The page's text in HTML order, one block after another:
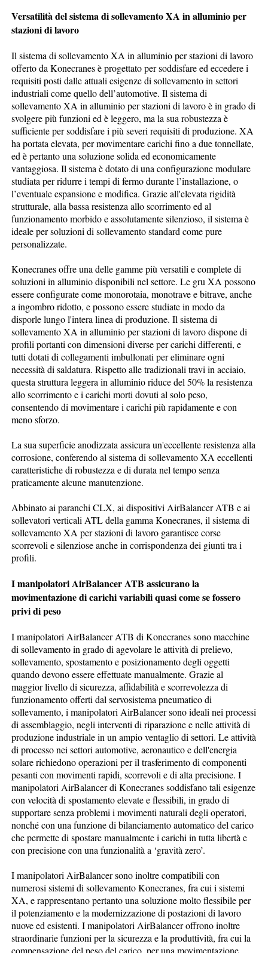
Versatilità del sistema di sollevamento XA in alluminio per
stazioni di lavoro
Il sistema di sollevamento XA in alluminio per stazioni di lavoro
offerto da Konecranes è progettato per soddisfare ed eccedere i
requisiti posti dalle attuali esigenze di sollevamento in settori
industriali come quello dell’automotive. Il sistema di
sollevamento XA in alluminio per stazioni di lavoro è in grado di
svolgere più funzioni ed è leggero, ma la sua robustezza è
sufficiente per soddisfare i più severi requisiti di produzione. XA
ha portata elevata, per movimentare carichi fino a due tonnellate,
ed è pertanto una soluzione solida ed economicamente
vantaggiosa. Il sistema è dotato di una configurazione modulare
studiata per ridurre i tempi di fermo durante l’installazione, o
l’eventuale espansione e modifica. Grazie all'elevata rigidità
strutturale, alla bassa resistenza allo scorrimento ed al
funzionamento morbido e assolutamente silenzioso, il sistema è
ideale per soluzioni di sollevamento standard come pure
personalizzate.
Konecranes offre una delle gamme più versatili e complete di
soluzioni in alluminio disponibili nel settore. Le gru XA possono
essere configurate come monorotaia, monotrave e bitrave, anche
a ingombro ridotto, e possono essere studiate in modo da
disporle lungo l'intera linea di produzione. Il sistema di
sollevamento XA in alluminio per stazioni di lavoro dispone di
profili portanti con dimensioni diverse per carichi differenti, e
tutti dotati di collegamenti imbullonati per eliminare ogni
necessità di saldatura. Rispetto alle tradizionali travi in acciaio,
questa struttura leggera in alluminio riduce del 50% la resistenza
allo scorrimento e i carichi morti dovuti al solo peso,
consentendo di movimentare i carichi più rapidamente e con
meno sforzo.
La sua superficie anodizzata assicura un'eccellente resistenza alla
corrosione, conferendo al sistema di sollevamento XA eccellenti
caratteristiche di robustezza e di durata nel tempo senza
praticamente alcune manutenzione.
Abbinato ai paranchi CLX, ai dispositivi AirBalancer ATB e ai
sollevatori verticali ATL della gamma Konecranes, il sistema di
sollevamento XA per stazioni di lavoro garantisce corse
scorrevoli e silenziose anche in corrispondenza dei giunti tra i
profili.
I manipolatori AirBalancer ATB assicurano la
movimentazione di carichi variabili quasi come se fossero
privi di peso
I manipolatori AirBalancer ATB di Konecranes sono macchine
di sollevamento in grado di agevolare le attività di prelievo,
sollevamento, spostamento e posizionamento degli oggetti
quando devono essere effettuate manualmente. Grazie al
maggior livello di sicurezza, affidabilità e scorrevolezza di
funzionamento offerti dal servosistema pneumatico di
sollevamento, i manipolatori AirBalancer sono ideali nei processi
di assemblaggio, negli interventi di riparazione e nelle attività di
produzione industriale in un ampio ventaglio di settori. Le attività
di processo nei settori automotive, aeronautico e dell'energia
solare richiedono operazioni per il trasferimento di componenti
pesanti con movimenti rapidi, scorrevoli e di alta precisione. I
manipolatori AirBalancer di Konecranes soddisfano tali esigenze
con velocità di spostamento elevate e flessibili, in grado di
supportare senza problemi i movimenti naturali degli operatori,
nonché con una funzione di bilanciamento automatico del carico
che permette di spostare manualmente i carichi in tutta libertà e
con precisione con una funzionalità a ‘gravità zero’.
I manipolatori AirBalancer sono inoltre compatibili con
numerosi sistemi di sollevamento Konecranes, fra cui i sistemi
XA, e rappresentano pertanto una soluzione molto flessibile per
il potenziamento e la modernizzazione di postazioni di lavoro
nuove ed esistenti. I manipolatori AirBalancer offrono inoltre
straordinarie funzioni per la sicurezza e la produttività, fra cui la
compensazione del peso del carico, per una movimentazione